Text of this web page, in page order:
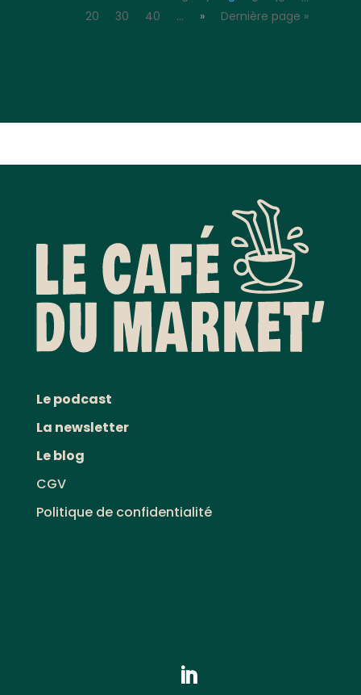
20
30 40 … » Dernière page »
Le podcast
La newsletter
Le blog
CGV
Politique de confidentialité